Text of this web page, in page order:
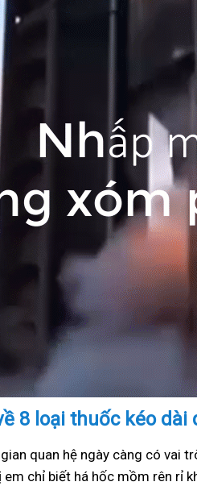
8 loại thuốc kéo
quan hệ ngày càng có vai
chỉ biết há hốc mồm rên rỉ